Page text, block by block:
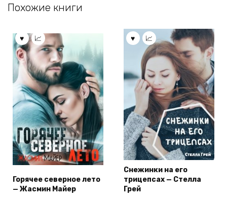
Похожие книги
Горячее северное лето
— Жасмин Майер
Снежинки на его
трицепсах — Стелла
Грей